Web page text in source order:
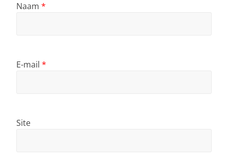
Naam *
E-mail *
Site